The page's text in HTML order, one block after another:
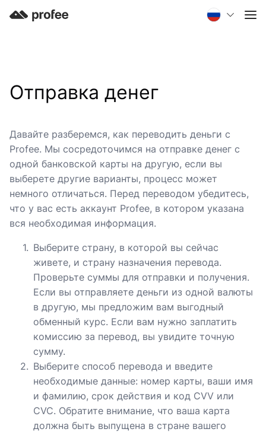
Отправка денег
Давайте разберемся, как переводить деньги с
Profee. Мы сосредоточимся на отправке денег с
одной банковской карты на другую, если вы
выберете другие варианты, процесс может
немного отличаться. Перед переводом убедитесь,
что у вас есть аккаунт Profee, в котором указана
вся необходимая информация.
Выберите страну, в которой вы сейчас
живете, и страну назначения перевода.
Проверьте суммы для отправки и получения.
Если вы отправляете деньги из одной валюты
в другую, мы предложим вам выгодный
обменный курс. Если вам нужно заплатить
комиссию за перевод, вы увидите точную
сумму.
Выберите способ перевода и введите
необходимые данные: номер карты, ваши имя
и фамилию, срок действия и код CVV или
CVC. Обратите внимание, что ваша карта
должна быть выпущена в стране вашего